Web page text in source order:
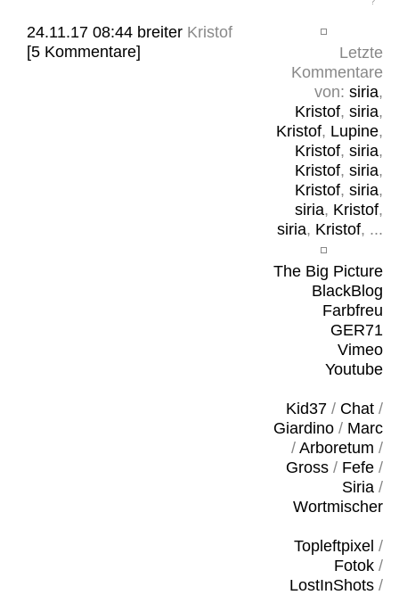
Letzte
Kommentare
von: siria,
Kristof, siria,
Kristof, Lupine,
Kristof, siria,
Kristof, siria,
Kristof, siria,
siria, Kristof,
siria, Kristof, ...
The Big Picture
BlackBlog
Farbfreu
GER71
Vimeo
Youtube
Kid37/ Chat/
Giardino/ Marc
/ Arboretum /
Gross/ Fefe/
Siria/
Wortmischer
Topleftpixel /
Fotok/
LostInShots/
24.11.17 08:44 breiter Kristof
[5 Kommentare]